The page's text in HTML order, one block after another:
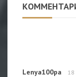
Lenya100pa 18